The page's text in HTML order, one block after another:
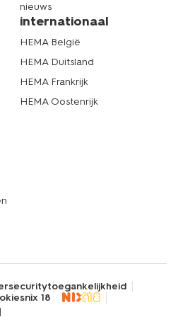
nieuws
internationaal
HEMA België
HEMA Duitsland
HEMA Frankrijk
HEMA Oostenrijk
securitytoegankelijkheid
nix 18